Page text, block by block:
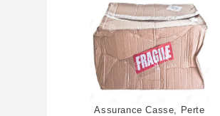
Assurance Casse, Perte